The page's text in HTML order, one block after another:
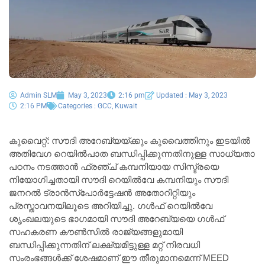
Admin SLM May 3, 2023 2:16 pm
Updated : May 3, 2023
2:16 PM
Categories : GCC Kuwait
കുവൈറ്റ്: സൗദി അറേബ്യയ്ക്കും കുവൈത്തിനും ഇടയിൽ
അതിവേഗ റെയിൽപാത ബന്ധിപ്പിക്കുന്നതിനുള്ള സാധ്യതാ
പഠനം നടത്താൻ ഫ്രഞ്ച് കമ്പനിയായ സിസ്ട്രയെ
നിയോഗിച്ചതായി സൗദി റെയിൽവേ കമ്പനിയും സൗദി
ജനറൽ ട്രാൻസ്‌പോർട്ടേഷൻ അതോറിറ്റിയും
പ്രസ്താവനയിലൂടെ അറിയിച്ചു. ഗൾഫ് റെയിൽവേ
ശൃംഖലയുടെ ഭാഗമായി സൗദി അറേബ്യയെ ഗൾഫ്
സഹകരണ കൗൺസിൽ രാജ്യങ്ങളുമായി
ബന്ധിപ്പിക്കുന്നതിന് ലക്ഷ്യമിട്ടുള്ള മറ്റ് നിരവധി
സംരംഭങ്ങൾക്ക് ശേഷമാണ് ഈ തീരുമാനമെന്ന് MEED